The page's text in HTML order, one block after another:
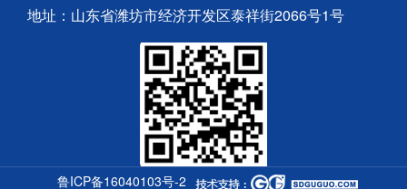
地址：山东省潍坊市经济开发区泰祥街2066号1号
鲁ICP备16040103号-2